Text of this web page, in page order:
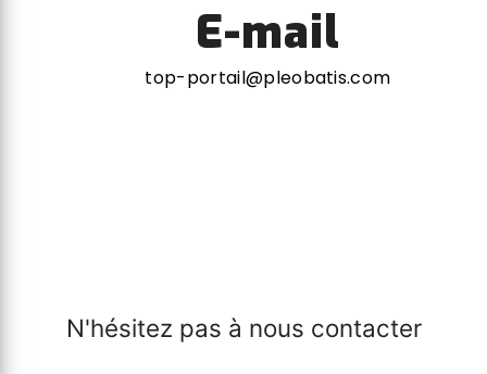
E-mail
top-portail@pleobatis.com
N'hésitez pas à nous contacter